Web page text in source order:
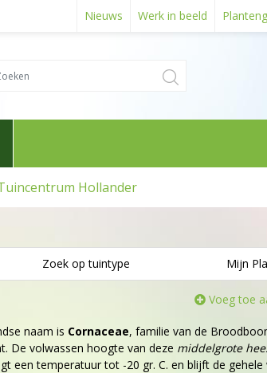
Nieuws Werk in beeld
Hollander
Zoek op tuintype Mijn
Voeg toe
naam is Cornaceae, familie van de
De volwassen hoogte van deze middelgrote
een temperatuur tot -20 gr. C. en blijft de gehele